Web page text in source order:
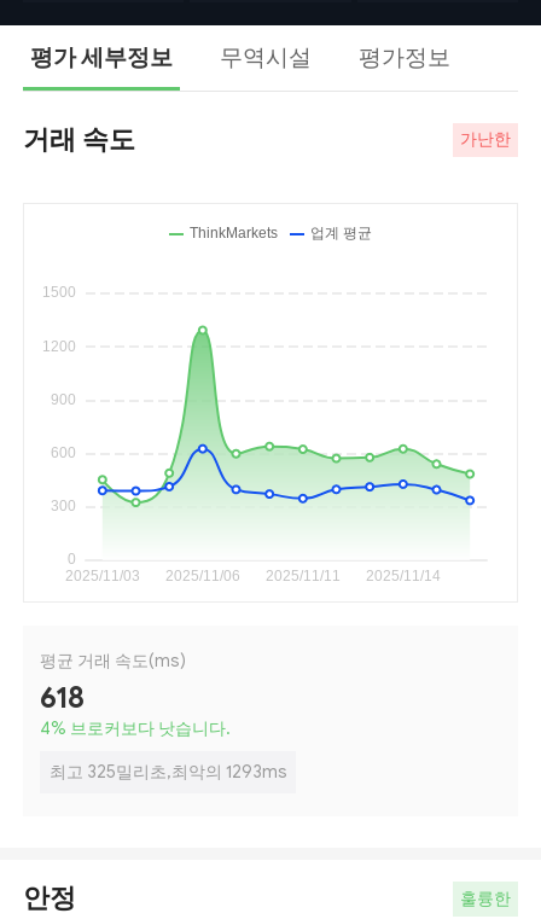
평가 세부정보 무역시설 평가정보
거래 속도 가난한
평균 거래 속도(ms)
618
4% 브로커보다 낫습니다.
최고 325밀리초,최악의 1293ms
안정 훌륭한